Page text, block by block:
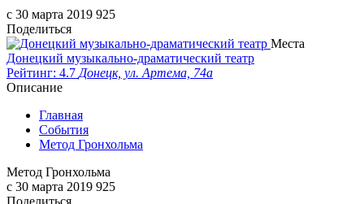
c 30 марта 2019 925
Поделиться
Места
Донецкий музыкально-драматический театр
Рейтинг: 4.7 Донецк, ул. Артема, 74а
Описание
Главная
События
Метод Гронхольма
Метод Гронхольма
c 30 марта 2019 925
Поделиться